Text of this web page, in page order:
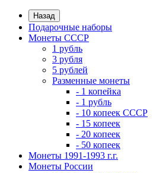
Назад
Подарочные наборы
Монеты СССР
1 рубль
3 рубля
5 рублей
Разменные монеты
- 1 копейка
- 1 рубль
- 10 копеек СССР
- 15 копеек
- 20 копеек
- 50 копеек
Монеты 1991-1993 г.г.
Монеты России